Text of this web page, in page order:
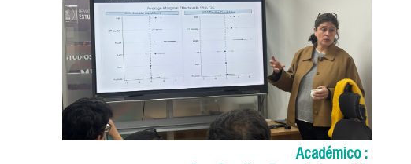
Académico :